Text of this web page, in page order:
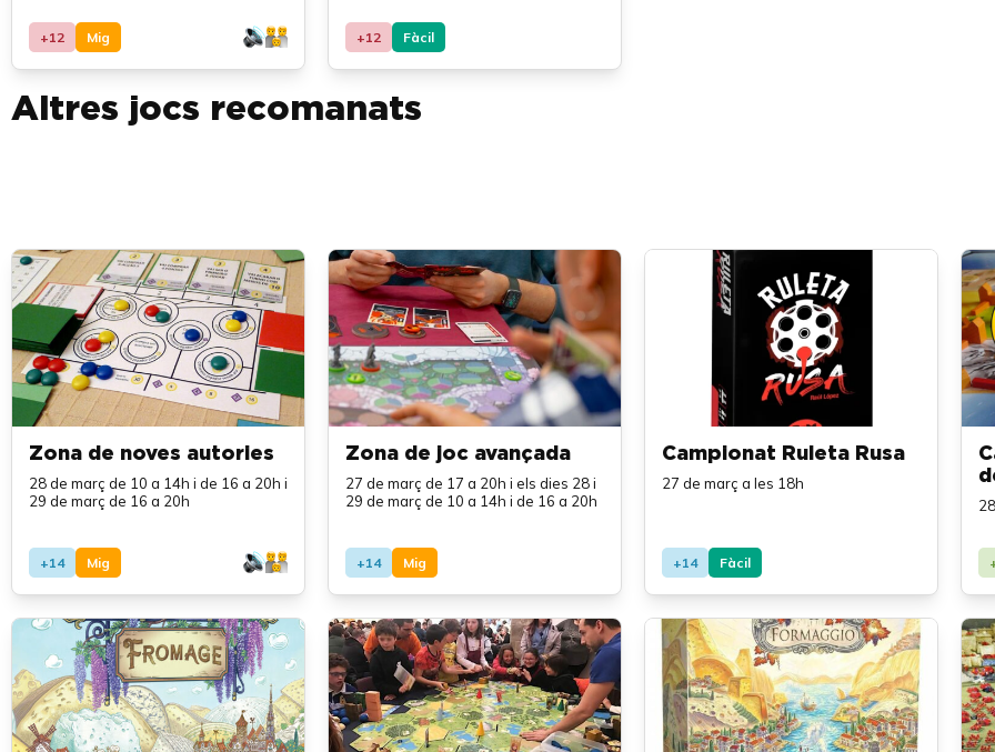
+12 Mig +12 Fàcil
Altres jocs recomanats
Zona de noves autories
28 de març de 10 a 14h i de 16 a 20h i
29 de març de 16 a 20h
+14 Mig
Zona de joc avançada
27 de març de 17 a 20h i els dies 28 i
29 de març de 10 a 14h i de 16 a 20h
+14 Mig
Campionat Ruleta Rusa
27 de març a les 18h
+14 Fàcil